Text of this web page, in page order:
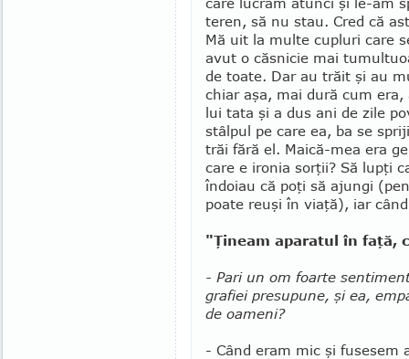
teren, să nu stau. Cred că
Mă uit la multe cupluri care
avut o căsnicie mai
de toate. Dar au trăit şi au
chiar aşa, mai dură cum
lui tata şi a dus ani de zile
stâlpul pe ca­re ea, ba se
trăi fără el. Mai­că-mea era
care e ironia sorţii? Să lupţi
în­doiau că poţi să ajungi
poate reuşi în viaţă), iar
"Ţineam aparatul în faţă,
- Pari un om foarte
gra­fiei presupune, şi ea,
de oa­meni?
- Când eram mic şi fusesem